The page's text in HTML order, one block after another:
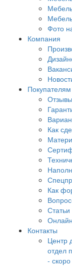
Фото
Компания
Покупателям
Как
Как
Статьи
Контакты
Центр
отдел
-